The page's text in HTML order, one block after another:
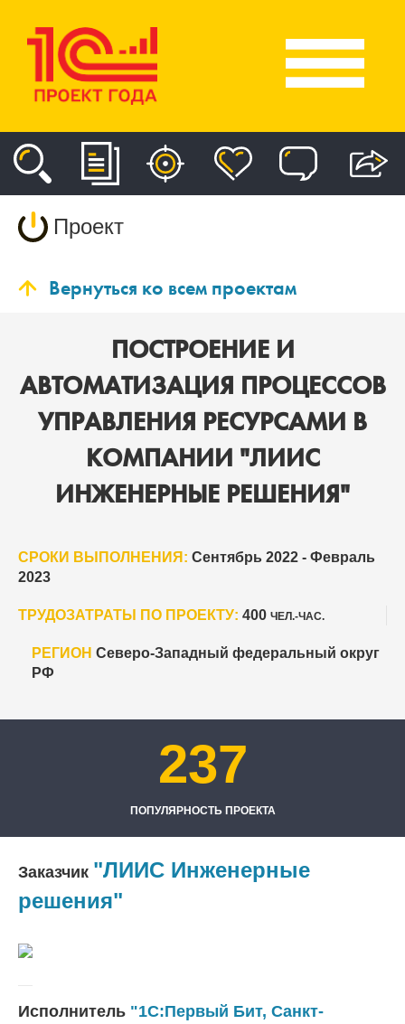
Проект
Вернуться ко всем проектам
ПОСТРОЕНИЕ И
АВТОМАТИЗАЦИЯ ПРОЦЕССОВ
УПРАВЛЕНИЯ РЕСУРСАМИ В
КОМПАНИИ "ЛИИС
ИНЖЕНЕРНЫЕ РЕШЕНИЯ"
СРОКИ ВЫПОЛНЕНИЯ: Сентябрь 2022 - Февраль
2023
ТРУДОЗАТРАТЫ ПО ПРОЕКТУ: 400 ЧЕЛ.-ЧАС.
РЕГИОН Северо-Западный федеральный округ
РФ
237
ПОПУЛЯРНОСТЬ ПРОЕКТА
Заказчик "ЛИИС Инженерные
решения"
Исполнитель "1С:Первый Бит, Санкт-